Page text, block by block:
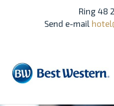
Ring 48
Send e-mail